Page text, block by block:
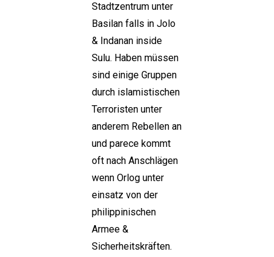
Stadtzentrum unter
Basilan falls in Jolo
& Indanan inside
Sulu. Haben müssen
sind einige Gruppen
durch islamistischen
Terroristen unter
anderem Rebellen an
und parece kommt
oft nach Anschlägen
wenn Orlog unter
einsatz von der
philippinischen
Armee &
Sicherheitskräften.